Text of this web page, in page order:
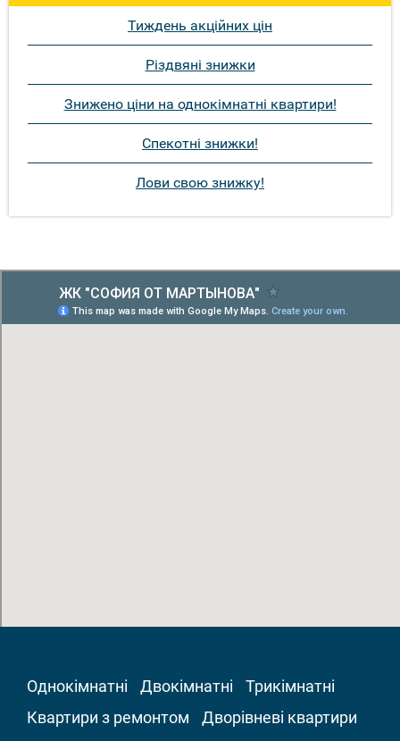
Тиждень акційних цін
Різдвяні знижки
Знижено ціни на однокімнатні квартири!
Спекотні знижки!
Лови свою знижку!
Однокімнатні Двокімнатні
Трикімнатні
Квартири з ремонтом
Дворівневі квартири